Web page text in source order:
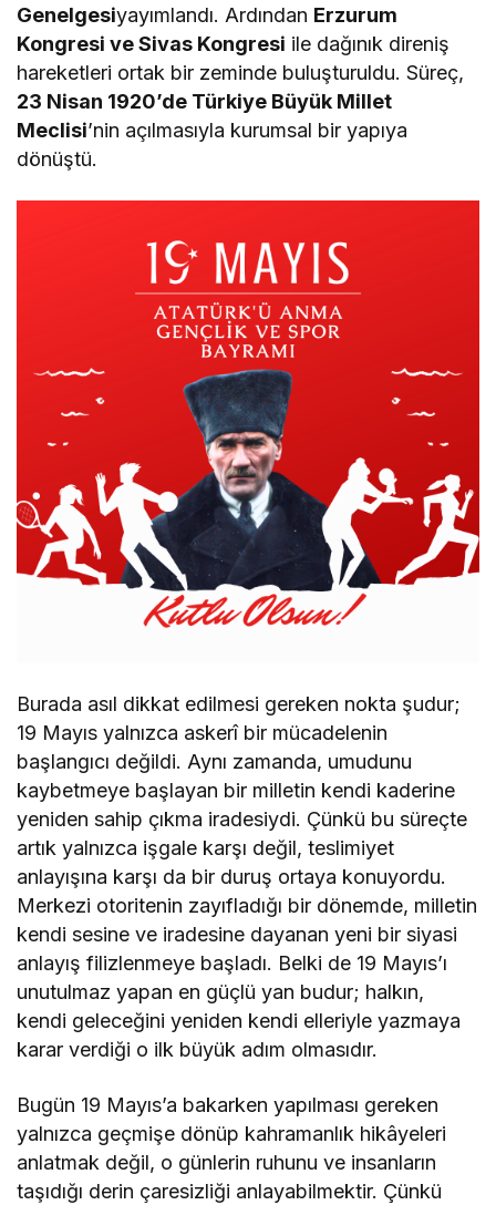
Genelgesiyayımlandı. Ardından Erzurum
Kongresi veSivas Kongresi ile dağınık direniş
hareketleri ortak bir zeminde buluşturuldu. Süreç,
23 Nisan 1920’de Türkiye Büyük Millet
Meclisi’nin açılmasıyla kurumsal bir yapıya
dönüştü.
Burada asıl dikkat edilmesi gereken nokta şudur;
19 Mayıs yalnızca askerî bir mücadelenin
başlangıcı değildi. Aynı zamanda, umudunu
kaybetmeye başlayan bir milletin kendi kaderine
yeniden sahip çıkma iradesiydi. Çünkü bu süreçte
artık yalnızca işgale karşı değil, teslimiyet
anlayışına karşı da bir duruş ortaya konuyordu.
Merkezi otoritenin zayıfladığı bir dönemde, milletin
kendi sesine ve iradesine dayanan yeni bir siyasi
anlayış filizlenmeye başladı. Belki de 19 Mayıs’ı
unutulmaz yapan en güçlü yan budur; halkın,
kendi geleceğini yeniden kendi elleriyle yazmaya
karar verdiği o ilk büyük adım olmasıdır.
Bugün 19 Mayıs’a bakarken yapılması gereken
yalnızca geçmişe dönüp kahramanlık hikâyeleri
anlatmak değil, o günlerin ruhunu ve insanların
taşıdığı derin çaresizliği anlayabilmektir. Çünkü